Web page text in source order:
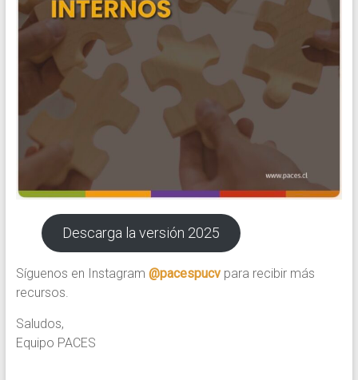
Descarga la versión 2025
Síguenos en Instagram @pacespucvpara recibir más
recursos.
Saludos,
Equipo PACES